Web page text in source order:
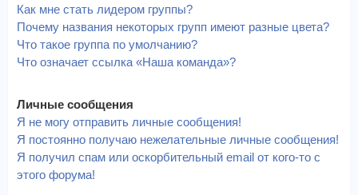
Как мне стать лидером группы?
Почему названия некоторых групп имеют разные цвета?
Что такое группа по умолчанию?
Что означает ссылка «Наша команда»?
Личные сообщения
Я не могу отправить личные сообщения!
Я постоянно получаю нежелательные личные сообщения!
Я получил спам или оскорбительный email от кого-то с
этого форума!